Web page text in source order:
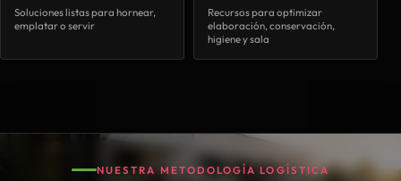
Soluciones listas para hornear,
emplatar o servir
Recursos para optimizar
elaboración, conservación,
higiene y sala
NUESTRA METODOLOGÍA LOGÍSTICA